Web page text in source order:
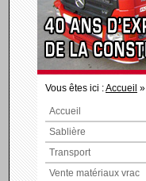
Vous êtes ici :Accueil »
Accueil
Sablière
Transport
Vente matériaux vrac